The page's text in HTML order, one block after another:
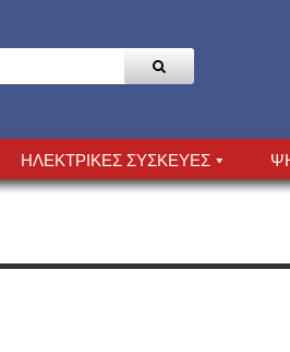
ΗΛΕΚΤΡΙΚΕΣ ΣΥΣΚΕΥΕΣ